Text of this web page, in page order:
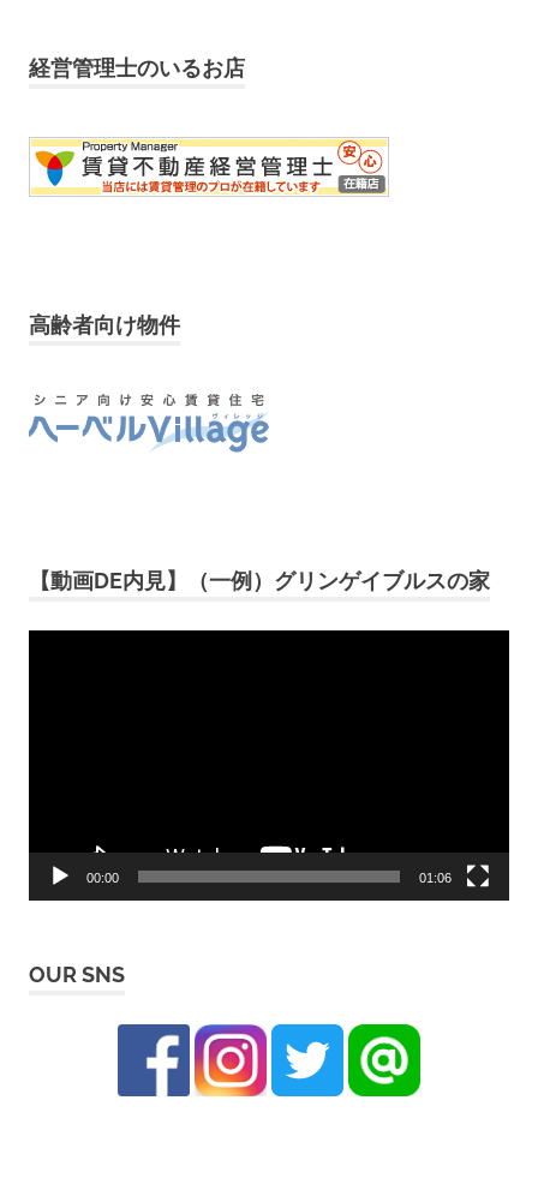
経営管理士のいるお店
高齢者向け物件
【動画DE内見】（一例）グリンゲイブルスの家
00:00 01:06
OUR SNS